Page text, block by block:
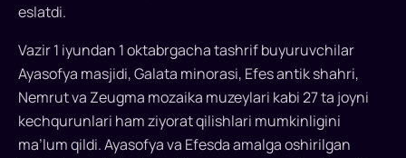
turizm
Mehmet
Nuri
Ersoy,
TDTga
a’zo
eslatdi.
Vazir 1 iyundan 1 oktabrgacha tashrif buyuruvchilar
Ayasofya masjidi, Galata minorasi, Efes antik shahri,
Nemrut va Zeugma mozaika muzeylari kabi 27 ta joyni
kechqurunlari ham ziyorat qilishlari mumkinligini
ma’lum qildi. Ayasofya va Efesda amalga oshirilgan